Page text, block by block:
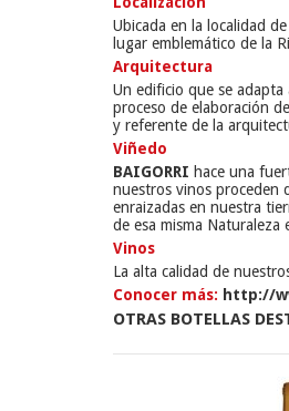
Ubicada en la localidad
lugar emblemático de la
Arquitectura
Un edificio que se
proceso de elaboración
y referente de la
Viñedo
BAIGORRI hace una
nuestros vinos proceden
enraizadas en nuestra
de esa misma Naturaleza
Vinos
La alta calidad de
Conocer más: http://
OTRAS BOTELLAS